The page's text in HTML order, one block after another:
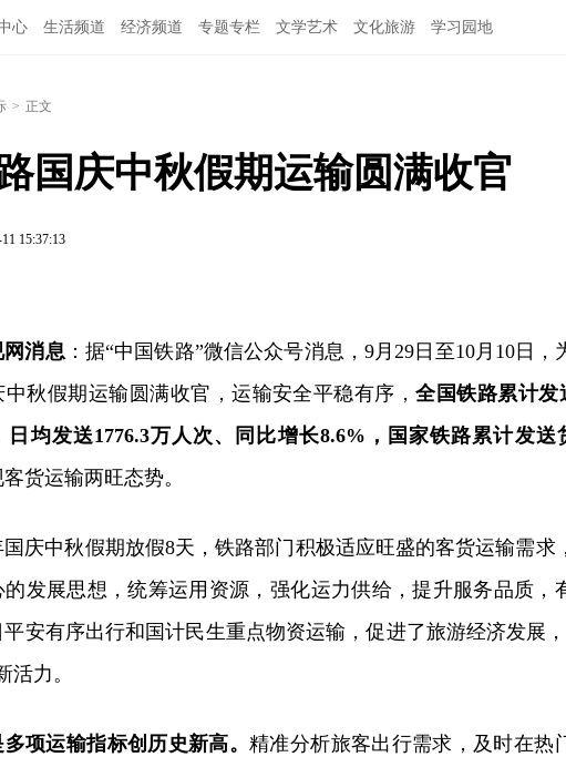
心 生活频道 经济频道 专题专栏 文学艺术 文化旅游 学习园地
> 正文
国庆中秋假期运输圆满收官
15:37:13
网消息：据“中国铁路”微信公众号消息，9月29日至10月10日，
中秋假期运输圆满收官，运输安全平稳有序，全国铁路累计发
日均发送1776.3万人次、同比增长8.6% ，国家铁路累计发送
客货运输两旺态势。
国庆中秋假期放假8天，铁路部门积极适应旺盛的客货运输需求
的发展思想，统筹运用资源，强化运力供给，提升服务品质，
安有序出行和国计民生重点物资运输，促进了旅游经济发展
活力。
多项运输指标创历史新高。精准分析旅客出行需求，及时在热